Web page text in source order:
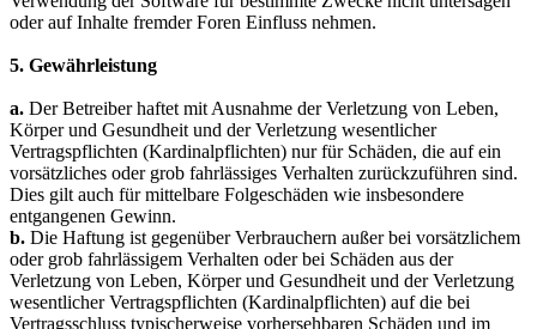
oder auf Inhalte fremder Foren Einfluss nehmen.
5. Gewährleistung
a. Der Betreiber haftet mit Ausnahme der Verletzung von Leben,
Körper und Gesundheit und der Verletzung wesentlicher
Vertragspflichten (Kardinalpflichten) nur für Schäden, die auf ein
vorsätzliches oder grob fahrlässiges Verhalten zurückzuführen sind.
Dies gilt auch für mittelbare Folgeschäden wie insbesondere
entgangenen Gewinn.
b. Die Haftung ist gegenüber Verbrauchern außer bei vorsätzlichem
oder grob fahrlässigem Verhalten oder bei Schäden aus der
Verletzung von Leben, Körper und Gesundheit und der Verletzung
wesentlicher Vertragspflichten (Kardinalpflichten) auf die bei
Vertragsschluss typischerweise vorhersehbaren Schäden und im